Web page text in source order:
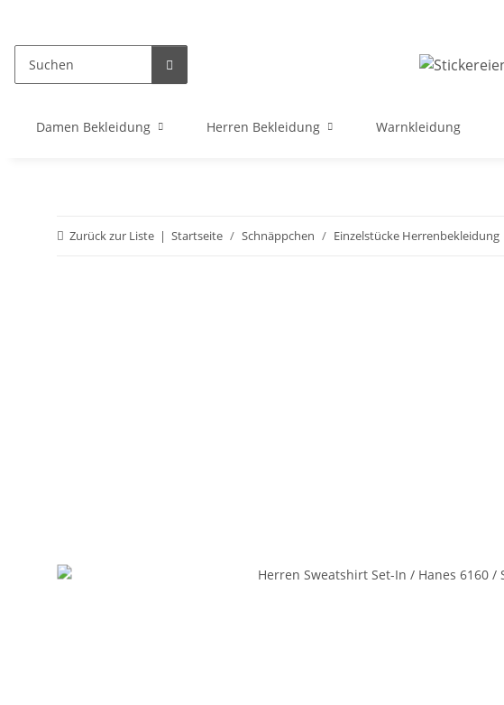
Damen Bekleidung Herren Bekleidung Warnkleidung
Zurück zur Liste Startseite Schnäppchen Einzelstücke Herrenbekleidung